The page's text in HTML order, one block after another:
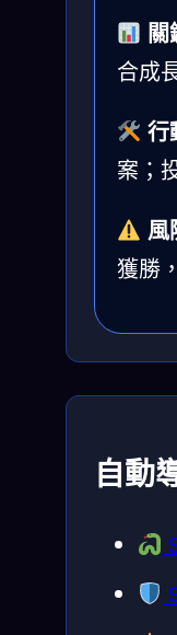
合成
行
案；
風
獲勝
自動